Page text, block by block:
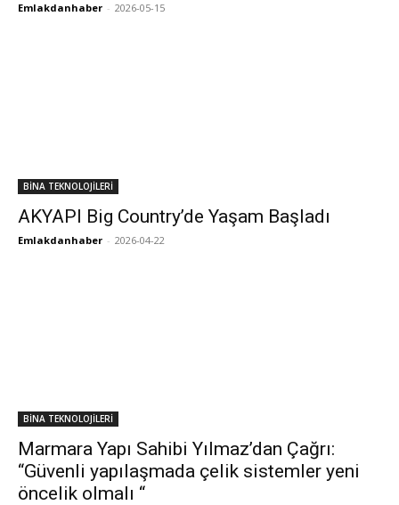
Emlakdanhaber - 2026-05-15
BİNA TEKNOLOJİLERİ
AKYAPI Big Country’de Yaşam Başladı
Emlakdanhaber - 2026-04-22
BİNA TEKNOLOJİLERİ
Marmara Yapı Sahibi Yılmaz’dan Çağrı:
“Güvenli yapılaşmada çelik sistemler yeni
öncelik olmalı “